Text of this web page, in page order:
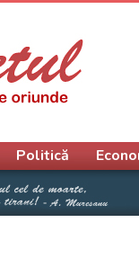
Politică